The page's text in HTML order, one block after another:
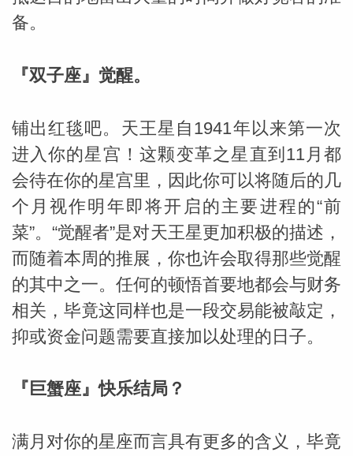
备。
『双子座』觉醒。
铺出红毯吧。天王星自1941年以来第一次
进入你的星宫！这颗变革之星直到11月都
会待在你的星宫里，因此你可以将随后的几
个月视作明年即将开启的主要进程的“前
菜”。“觉醒者”是对天王星更加积极的描述，
而随着本周的推展，你也许会取得那些觉醒
的其中之一。任何的顿悟首要地都会与财务
相关，毕竟这同样也是一段交易能被敲定，
抑或资金问题需要直接加以处理的日子。
『巨蟹座』快乐结局？
满月对你的星座而言具有更多的含义，毕竟